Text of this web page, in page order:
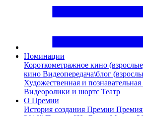
Номинации
Короткометражное кино
кино Видеопередача\блог
Художественная и познавательная
Видеоролики и шортс Театр
О Премии
История создания Премии